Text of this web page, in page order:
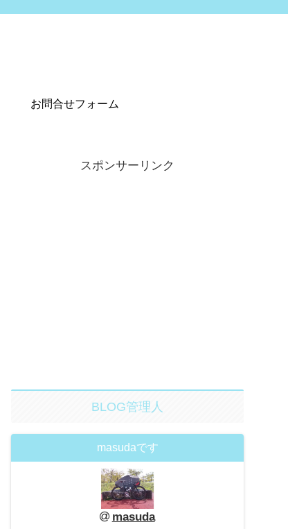
お問合せフォーム
スポンサーリンク
BLOG管理人
masudaです
masuda